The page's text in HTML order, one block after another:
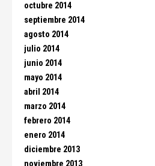
octubre 2014
septiembre 2014
agosto 2014
julio 2014
junio 2014
mayo 2014
abril 2014
marzo 2014
febrero 2014
enero 2014
diciembre 2013
noviembre 2013